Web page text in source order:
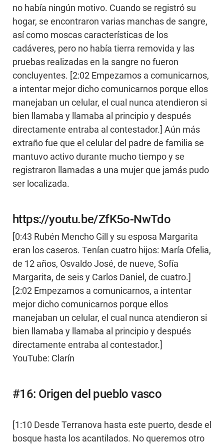
no había ningún motivo. Cuando se registró su
hogar, se encontraron varias manchas de sangre,
así como moscas características de los
cadáveres, pero no había tierra removida y las
pruebas realizadas en la sangre no fueron
concluyentes. [2:02 Empezamos a comunicarnos,
a intentar mejor dicho comunicarnos porque ellos
manejaban un celular, el cual nunca atendieron si
bien llamaba y llamaba al principio y después
directamente entraba al contestador.] Aún más
extraño fue que el celular del padre de familia se
mantuvo activo durante mucho tiempo y se
registraron llamadas a una mujer que jamás pudo
ser localizada.
https://youtu.be/ZfK5o-NwTdo
[0:43 Rubén Mencho Gill y su esposa Margarita
eran los caseros. Tenían cuatro hijos: María Ofelia,
de 12 años, Osvaldo José, de nueve, Sofía
Margarita, de seis y Carlos Daniel, de cuatro.]
[2:02 Empezamos a comunicarnos, a intentar
mejor dicho comunicarnos porque ellos
manejaban un celular, el cual nunca atendieron si
bien llamaba y llamaba al principio y después
directamente entraba al contestador.]
YouTube: Clarín
#16: Origen del pueblo vasco
[1:10 Desde Terranova hasta este puerto, desde el
bosque hasta los acantilados. No queremos otro